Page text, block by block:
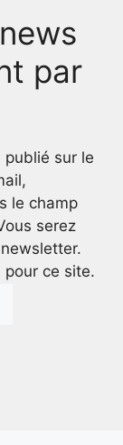
par
publié sur le
le champ
serez
pour ce site.